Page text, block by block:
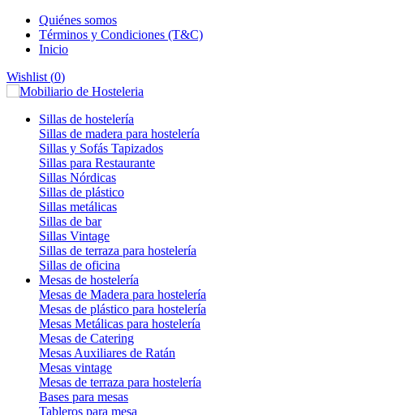
Quiénes somos
Términos y Condiciones (T&C)
Inicio
Wishlist (0)
Sillas de hostelería
Sillas de madera para hostelería
Sillas y Sofás Tapizados
Sillas para Restaurante
Sillas Nórdicas
Sillas de plástico
Sillas metálicas
Sillas de bar
Sillas Vintage
Sillas de terraza para hostelería
Sillas de oficina
Mesas de hostelería
Mesas de Madera para hostelería
Mesas de plástico para hostelería
Mesas Metálicas para hostelería
Mesas de Catering
Mesas Auxiliares de Ratán
Mesas vintage
Mesas de terraza para hostelería
Bases para mesas
Tableros para mesa